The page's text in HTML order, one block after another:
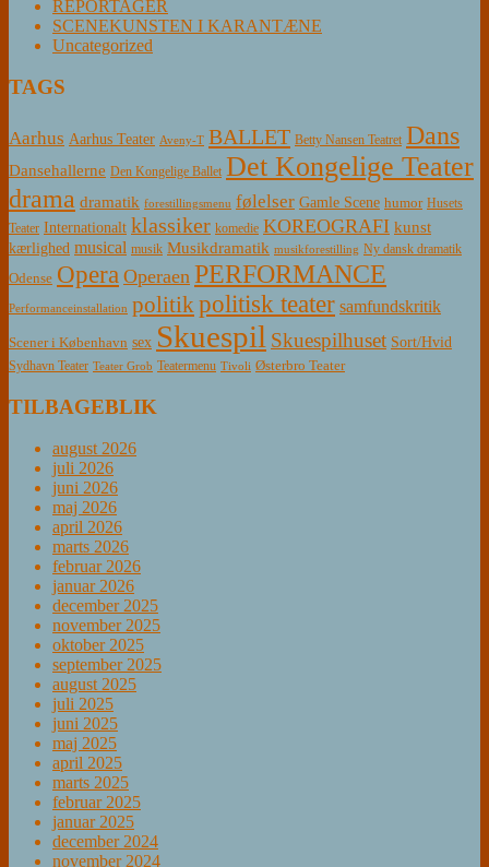
REPORTAGER
SCENEKUNSTEN I KARANTÆNE
Uncategorized
TAGS
Aarhus Aarhus Teater Aveny-T BALLET Betty Nansen Teatret Dans
Dansehallerne Den Kongelige Ballet Det Kongelige Teater
drama dramatik forestillingsmenu følelser Gamle Scene humor Husets
Teater Internationalt klassiker komedie KOREOGRAFI kunst
kærlighed musical musik Musikdramatik musikforestilling Ny dansk dramatik
Odense Opera Operaen PERFORMANCE
Performanceinstallation politikpolitisk teater samfundskritik
Scener i København sex Skuespil Skuespilhuset Sort/Hvid
Sydhavn Teater Teater Grob Teatermenu Tivoli Østerbro Teater
TILBAGEBLIK
august 2026
juli 2026
juni 2026
maj 2026
april 2026
marts 2026
februar 2026
januar 2026
december 2025
november 2025
oktober 2025
september 2025
august 2025
juli 2025
juni 2025
maj 2025
april 2025
marts 2025
februar 2025
januar 2025
december 2024
november 2024